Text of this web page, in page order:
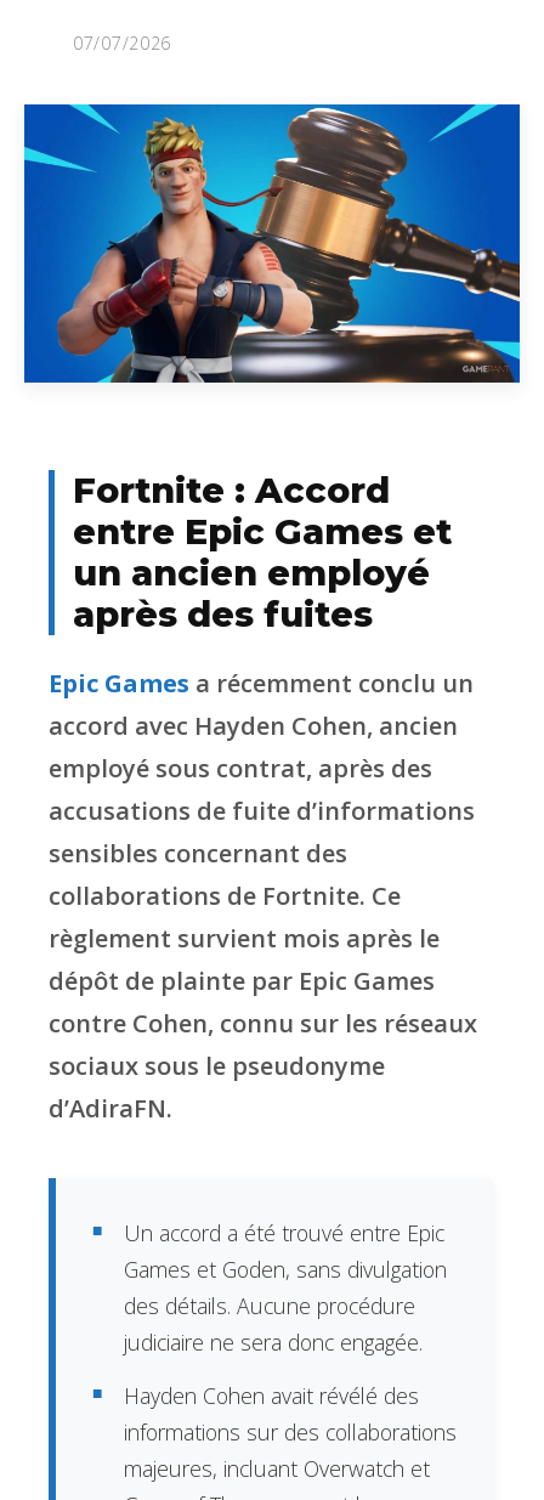
07/07/2026
Fortnite : Accord
entre Epic Games et
un ancien employé
après des fuites
Epic Games a récemment conclu un
accord avec Hayden Cohen, ancien
employé sous contrat, après des
accusations de fuite d’informations
sensibles concernant des
collaborations de Fortnite. Ce
règlement survient mois après le
dépôt de plainte par Epic Games
contre Cohen, connu sur les réseaux
sociaux sous le pseudonyme
d’AdiraFN.
Un accord a été trouvé entre Epic
Games et Goden, sans divulgation
des détails. Aucune procédure
judiciaire ne sera donc engagée.
Hayden Cohen avait révélé des
informations sur des collaborations
majeures, incluant Overwatch et